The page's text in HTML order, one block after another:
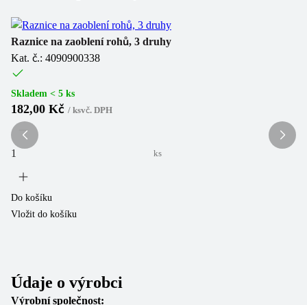
Raznice na zaoblení rohů, 3 druhy
Kat. č.: 4090900338
Skladem < 5 ks
182,00 Kč / ksvč. DPH
ks
Do košíku
Vložit do košíku
Údaje o výrobci
Výrobní společnost: